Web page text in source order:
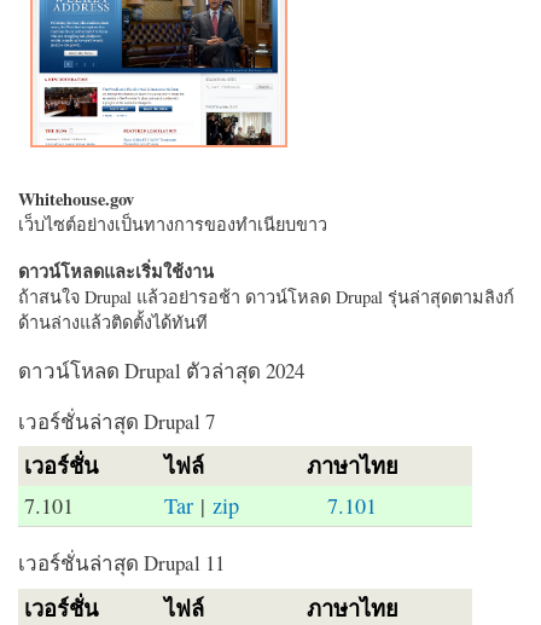
Whitehouse.gov
เว็บไซต์อย่างเป็นทางการของทำเนียบขาว
ดาวน์โหลดและเริ่มใช้งาน
ถ้าสนใจ Drupal แล้วอย่ารอช้า ดาวน์โหลด Drupal รุ่นล่าสุดตามลิงก์
ด้านล่างแล้วติดตั้งได้ทันที
ดาวน์โหลด Drupal ตัวล่าสุด 2024
เวอร์ชั่นล่าสุด Drupal 7
เวอร์ชั่น ไฟล์ ภาษาไทย
7.101 Tar |zip 7.101
เวอร์ชั่นล่าสุด Drupal 11
เวอร์ชั่น ไฟล์ ภาษาไทย